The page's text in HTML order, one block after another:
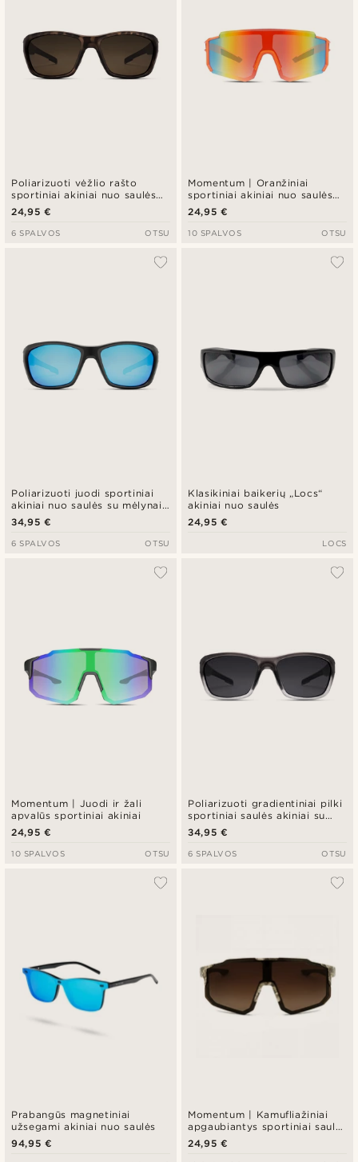
Poliarizuoti vėžlio rašto
sportiniai akiniai nuo saulės
su rudos spalvos lęšiais
24,95 €
6 SPALVOS OTSU
Momentum | Oranžiniai
sportiniai akiniai nuo saulės
su užlenktais kraštais
24,95 €
10 SPALVOS OTSU
Poliarizuoti juodi sportiniai
akiniai nuo saulės su mėlynais
lęšiais
34,95 €
6 SPALVOS OTSU
Klasikiniai baikerių „Locs“
akiniai nuo saulės
24,95 €
LOCS
Momentum | Juodi ir žali
apvalūs sportiniai akiniai
24,95 €
10 SPALVOS OTSU
Poliarizuoti gradientiniai pilki
sportiniai saulės akiniai su
juodais objektyvais
34,95 €
6 SPALVOS OTSU
Prabangūs magnetiniai
užsegami akiniai nuo saulės
94,95 €
Momentum | Kamufliažiniai
apgaubiantys sportiniai saulės
akiniai
24,95 €